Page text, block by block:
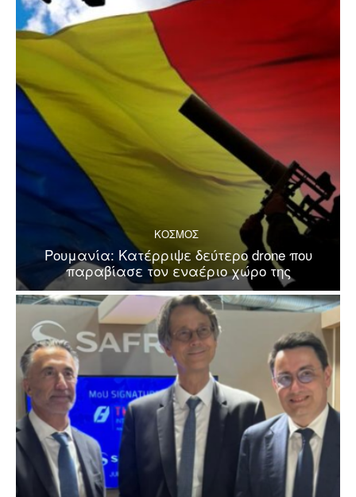
ΚΟΣΜΟΣ
Ρουμανία: Κατέρριψε δεύτερο drone που
παραβίασε τον εναέριο χώρο της